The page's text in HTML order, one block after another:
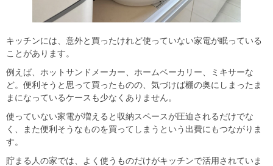
キッチンには、意外と買ったけれど使っていない家電が眠っている
ことがあります。
例えば、ホットサンドメーカー、ホームベーカリー、ミキサーな
ど。便利そうと思って買ったものの、気づけば棚の奥にしまったま
まになっているケースも少なくありません。
使っていない家電が増えると収納スペースが圧迫されるだけでな
く、また便利そうなものを買ってしまうという出費にもつながりま
す。
貯まる人の家では、よく使うものだけがキッチンで活用されていま